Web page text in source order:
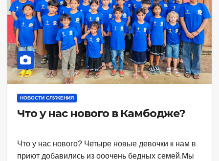
НОВОСТИ СЛУЖЕНИЯ
Что у нас нового в Камбодже?
Что у нас нового? Четыре новые девочки к нам в
приют добавились из ооочень бедных семей.Мы